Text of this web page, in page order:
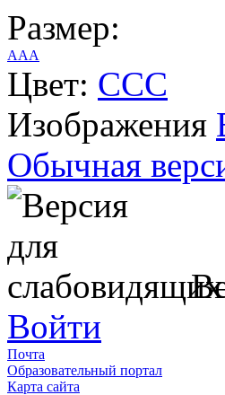
Размер:
AAA
Цвет: CCC
Изображения
Обычная
Войти
Почта
Образовательный портал
Карта сайта